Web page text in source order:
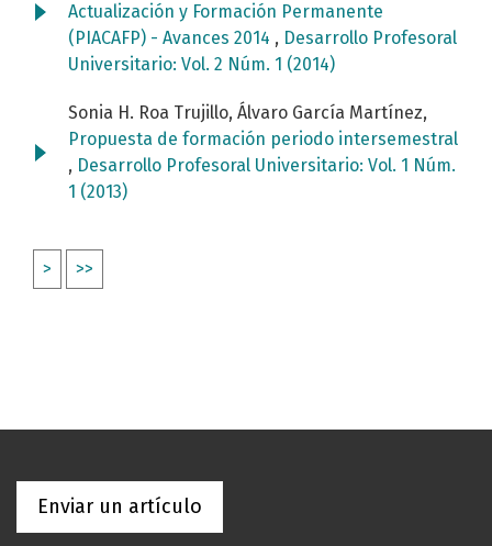
Actualización y Formación Permanente
(PIACAFP) - Avances 2014 , Desarrollo Profesoral
Universitario: Vol. 2 Núm. 1 (2014)
Sonia H. Roa Trujillo, Álvaro García Martínez,
Propuesta de formación periodo intersemestral
, Desarrollo Profesoral Universitario: Vol. 1 Núm.
1 (2013)
> >>
Enviar un artículo